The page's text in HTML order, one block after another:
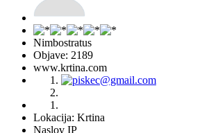
Nimbostratus
Objave: 2189
www.krtina.com
Lokacija: Krtina
Naslov IP